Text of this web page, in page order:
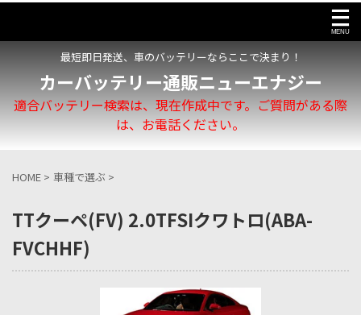
最短即日発送、車のバッテリーならここで決まり！
カーバッテリー通販ニューエナジー
適合バッテリー検索は、現在作成中です。ご質問がある際
は、お電話ください。
HOME > 車種で選ぶ >
TTクーペ(FV) 2.0TFSIクワトロ(ABA-
FVCHHF)